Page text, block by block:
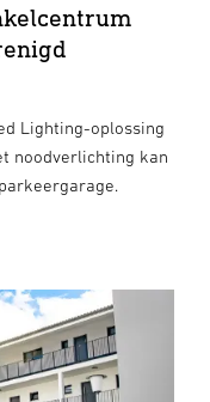
Lighting-oplossing
noodverlichting kan